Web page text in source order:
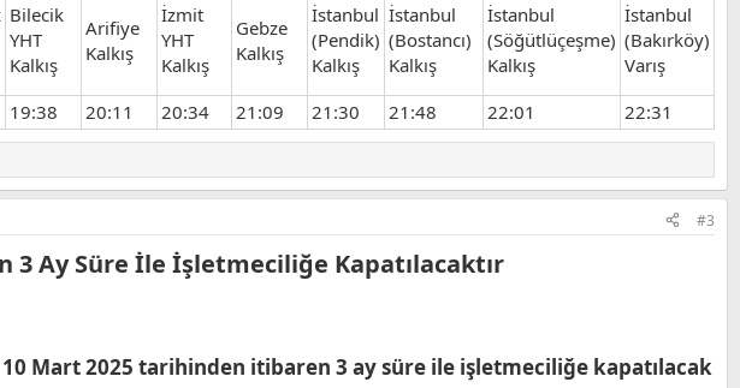
Bilecik
YHT
Kalkış
Arifiye
Kalkış
İzmit
YHT
Kalkış
Gebze
Kalkış
İstanbul
(Pendik)
Kalkış
İstanbul
(Bostancı)
Kalkış
İstanbul
(Söğütlüçeşme)
Kalkış
İstanbul
(Bakırköy)
Varış
19:38 20:11 20:34 21:09 21:30 21:48 22:01 22:31
#3
3 Ay Süre İle İşletmeciliğe Kapatılacaktır​
Mart 2025 tarihinden itibaren 3 ay süre ile işletmeciliğe kapatılacak